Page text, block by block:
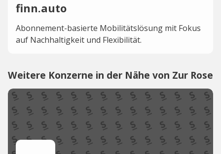
finn.auto
Abonnement-basierte Mobilitätslösung mit Fokus
auf Nachhaltigkeit und Flexibilität.
Weitere Konzerne in der Nähe von Zur Rose